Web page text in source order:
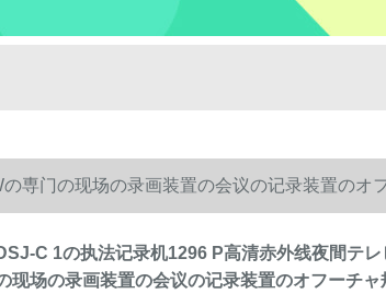
専门の现场の录画装置の会议の记录装置のオ
C 1の执法记录机1296 P高清赤外线夜間テ
现场の录画装置の会议の记录装置のオフーチャ